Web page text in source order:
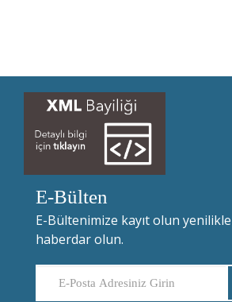
E-Bülten
E-Bültenimize kayıt olun
haberdar olun.